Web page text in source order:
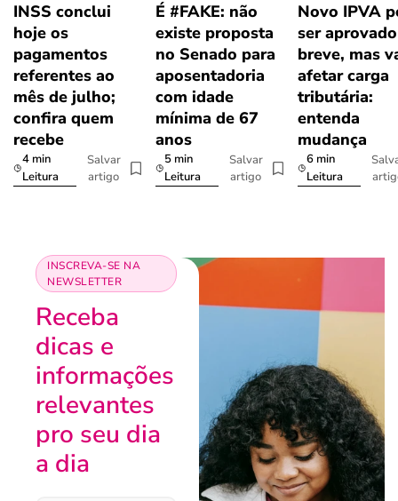
INSS conclui
hoje os
pagamentos
referentes ao
mês de julho;
confira quem
recebe
4 min
Leitura
Salvar
artigo
É #FAKE: não
existe proposta
no Senado para
aposentadoria
com idade
mínima de 67
anos
5 min
Leitura
Salvar
artigo
Novo IPVA
ser
breve, mas
afetar carga
tributária:
entenda
mudança
6 min
Leitura
INSCREVA-SE NA
NEWSLETTER
Receba
dicas e
informações
relevantes
pro seu dia
a dia